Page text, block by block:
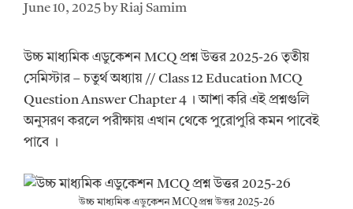
June 10, 2025 byRiaj Samim
উচ্চ মাধ্যমিক এডুকেশন MCQ প্রশ্ন উত্তর 2025-26 তৃতীয়
সেমিস্টার – চতুর্থ অধ্যায় // Class 12 Education MCQ
Question Answer Chapter 4 । আশা করি এই প্রশ্নগুলি
অনুসরণ করলে পরীক্ষায় এখান থেকে পুরোপুরি কমন পাবেই
পাবে ।
উচ্চ মাধ্যমিক এডুকেশন MCQ প্রশ্ন উত্তর 2025-26